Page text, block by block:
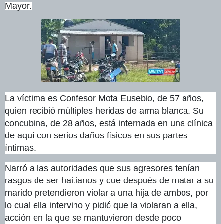
Mayor.
La víctima es Confesor Mota Eusebio, de 57 años,
quien recibió múltiples heridas de arma blanca. Su
concubina, de 28 años, está internada en una clínica
de aquí con serios daños físicos en sus partes
íntimas.
Narró a las autoridades que sus agresores tenían
rasgos de ser haitianos y que después de matar a su
marido pretendieron violar a una hija de ambos, por
lo cual ella intervino y pidió que la violaran a ella,
acción en la que se mantuvieron desde poco